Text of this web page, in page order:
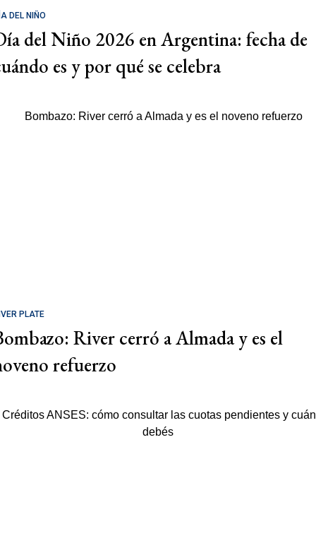
DEL NIÑO
del Niño 2026 en Argentina: fecha de
es y por qué se celebra
PLATE
River cerró a Almada y es el
refuerzo